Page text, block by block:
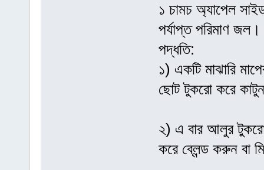
১ চামচ অ্যাপেল
পর্যাপ্ত পরিমাণ জল।
পদ্ধতি:
১) একটি মাঝারি
ছোট টুকরো করে
২) এ বার আলুর
করে ব্লেন্ড করুন বা